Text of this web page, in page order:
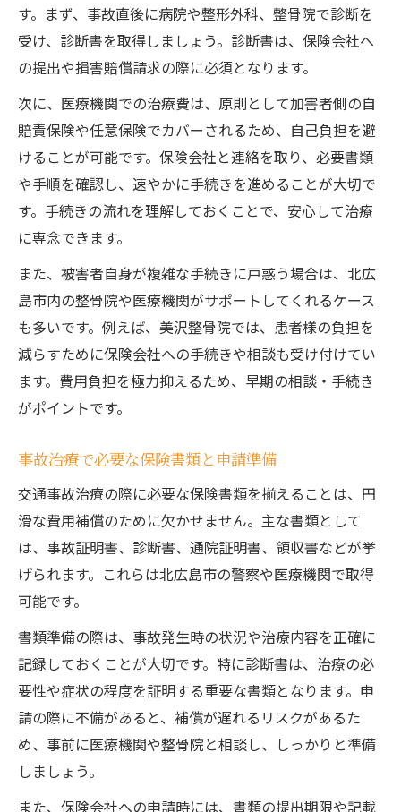
す。まず、事故直後に病院や整形外科、整骨院で診断を
受け、診断書を取得しましょう。診断書は、保険会社へ
の提出や損害賠償請求の際に必須となります。
次に、医療機関での治療費は、原則として加害者側の自
賠責保険や任意保険でカバーされるため、自己負担を避
けることが可能です。保険会社と連絡を取り、必要書類
や手順を確認し、速やかに手続きを進めることが大切で
す。手続きの流れを理解しておくことで、安心して治療
に専念できます。
また、被害者自身が複雑な手続きに戸惑う場合は、北広
島市内の整骨院や医療機関がサポートしてくれるケース
も多いです。例えば、美沢整骨院では、患者様の負担を
減らすために保険会社への手続きや相談も受け付けてい
ます。費用負担を極力抑えるため、早期の相談・手続き
がポイントです。
事故治療で必要な保険書類と申請準備
交通事故治療の際に必要な保険書類を揃えることは、円
滑な費用補償のために欠かせません。主な書類として
は、事故証明書、診断書、通院証明書、領収書などが挙
げられます。これらは北広島市の警察や医療機関で取得
可能です。
書類準備の際は、事故発生時の状況や治療内容を正確に
記録しておくことが大切です。特に診断書は、治療の必
要性や症状の程度を証明する重要な書類となります。申
請の際に不備があると、補償が遅れるリスクがあるた
め、事前に医療機関や整骨院と相談し、しっかりと準備
しましょう。
また、保険会社への申請時には、書類の提出期限や記載